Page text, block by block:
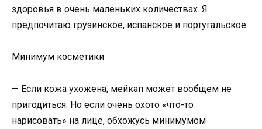
здоровья в очень маленьких количествах. Я
предпочитаю грузинское, испанское и португальское.
Минимум косметики
— Если кожа ухожена, мейкап может вообщем не
пригодиться. Но если очень охото «что-то
нарисовать» на лице, обхожусь минимумом